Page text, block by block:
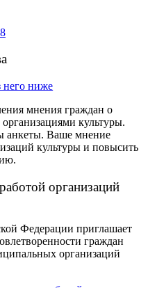
мнения граждан о
организациями культуры.
анкеты. Ваше мнение
культуры и повысить
организаций
Федерации приглашает
граждан
организаций